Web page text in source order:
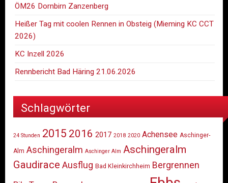
ÖM26 Dornbirn Zanzenberg
Heißer Tag mit coolen Rennen in Obsteig (Mieming KC CCT
2026)
KC Inzell 2026
Rennbericht Bad Häring 21.06.2026
Schlagwörter
24 Stunden 2015 2016 2017 2018 2020 Achensee Aschinger-
Alm Aschingeralm Aschinger Alm Aschingeralm
Gaudirace Ausflug Bad Kleinkirchheim Bergrennen